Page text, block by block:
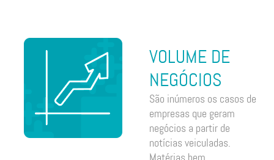
VOLUME DE
NEGÓCIOS
São inúmeros os casos de
empresas que geram
negócios a partir de
notícias veiculadas.